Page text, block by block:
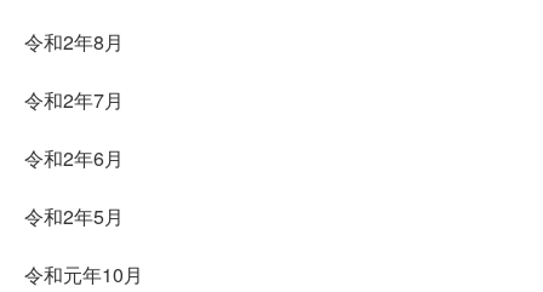
令和2年8月
令和2年7月
令和2年6月
令和2年5月
令和元年10月